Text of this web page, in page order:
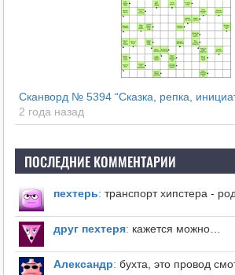
Сканворд № 5394 “Сказка, репка,
2 года назад
ПОСЛЕДНИЕ КОММЕНТАРИИ
пехтерь: транспорт хипстера -
друг пехтеря: кажется можно…
Александр: бухта, это провод